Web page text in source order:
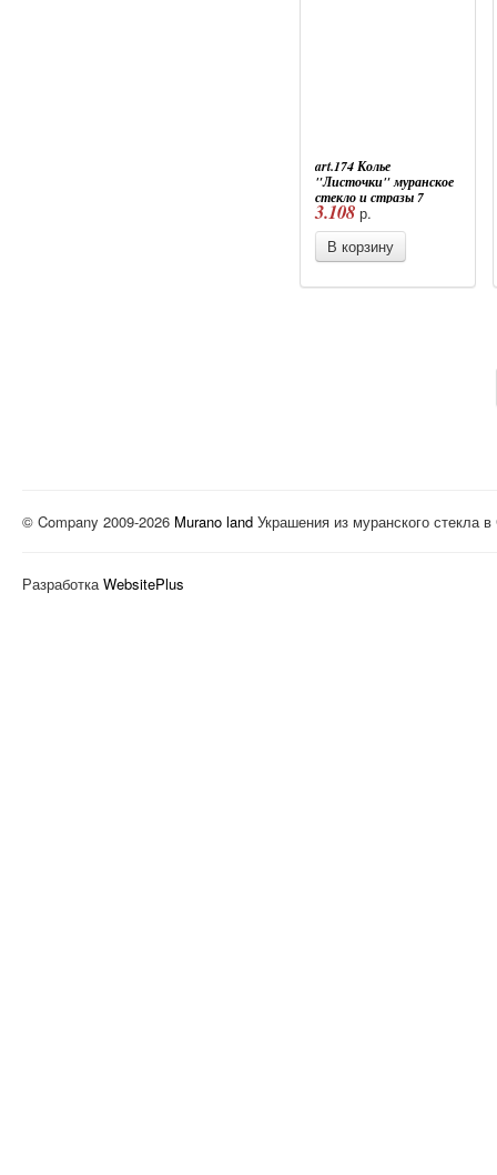
art.174 Колье
"Листочки" муранское
стекло и стразы 7
цветов
3.108 р.
В корзину
© Company 2009-2026 Murano land Украшения из муранского стекла в
РазработкаWebsitePlus